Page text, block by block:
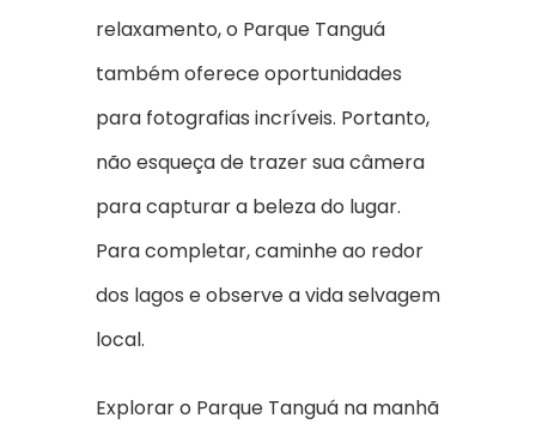
relaxamento, o Parque Tanguá
também oferece oportunidades
para fotografias incríveis. Portanto,
não esqueça de trazer sua câmera
para capturar a beleza do lugar.
Para completar, caminhe ao redor
dos lagos e observe a vida selvagem
local.
Explorar o Parque Tanguá na manhã